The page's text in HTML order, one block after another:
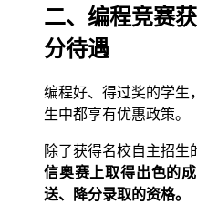
二、编程竞赛
分待遇
编程好、得过奖的学生
生中都享有优惠政策。
除了获得名校自主招生
信奥赛上取得出色的
送、降分录取的资格。